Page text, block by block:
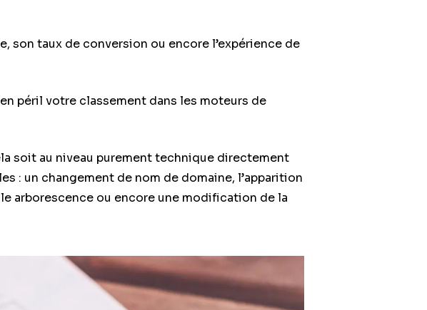
son taux de conversion ou encore l’expérience de
péril votre classement dans les moteurs de
soit au niveau purement technique directement
: un changement de nom de domaine, l’apparition
arborescence ou encore une modification de la